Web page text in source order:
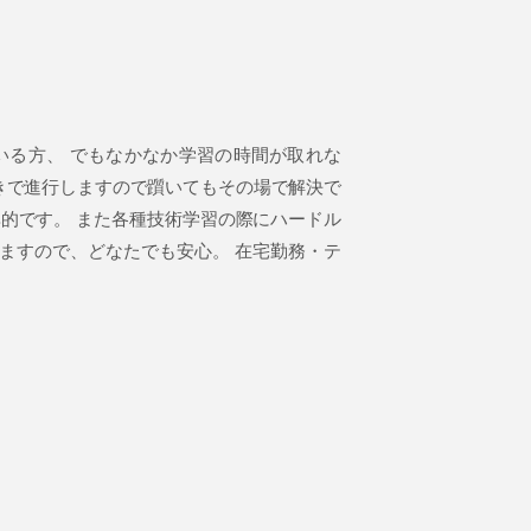
方、 でもなかなか学習の時間が取れな
進行しますので躓いてもその場で解決で
です。 また各種技術学習の際にハードル
すので、どなたでも安心。 在宅勤務・テ